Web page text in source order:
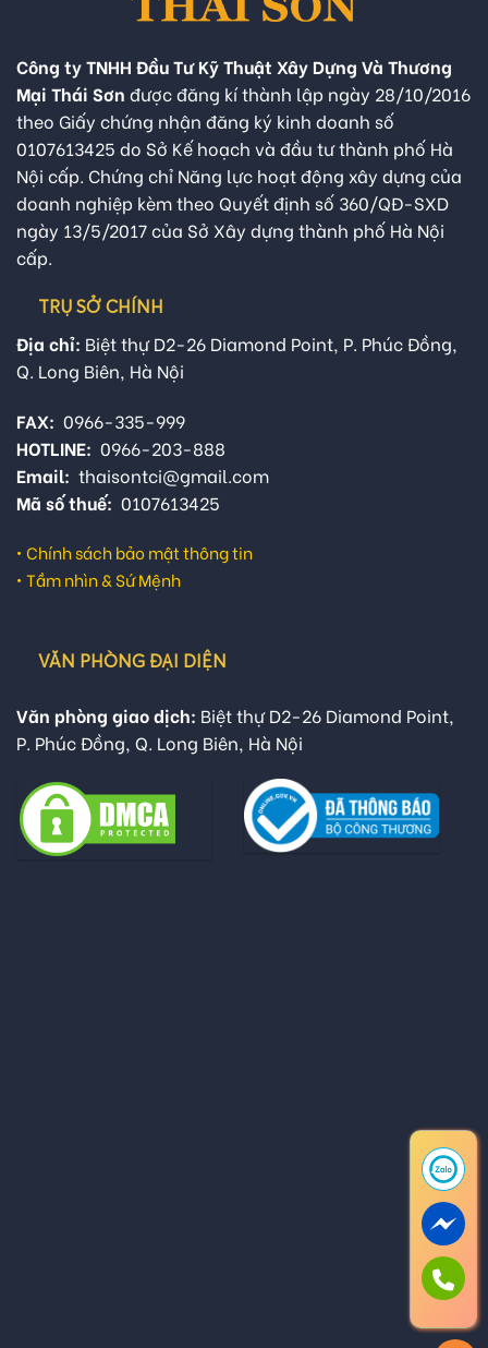
Công ty TNHH Đầu Tư Kỹ Thuật Xây Dựng Và Thương
Mại Thái Sơn được đăng kí thành lập ngày 28/10/2016
theo Giấy chứng nhận đăng ký kinh doanh số
0107613425 do Sở Kế hoạch và đầu tư thành phố Hà
Nội cấp. Chứng chỉ Năng lực hoạt động xây dựng của
doanh nghiệp kèm theo Quyết định số 360/QĐ-SXD
ngày 13/5/2017 của Sở Xây dựng thành phố Hà Nội
cấp.
TRỤ SỞ CHÍNH
Địa chỉ: Biệt thự D2-26 Diamond Point, P. Phúc Đồng,
Q. Long Biên, Hà Nội
FAX: 0966-335-999
HOTLINE: 0966-203-888
Email: thaisontci@gmail.com
Mã số thuế: 0107613425
• Chính sách bảo mật thông tin
• Tầm nhìn & Sứ Mệnh
VĂN PHÒNG ĐẠI DIỆN
Văn phòng giao dịch: Biệt thự D2-26 Diamond Point,
P. Phúc Đồng, Q. Long Biên, Hà Nội